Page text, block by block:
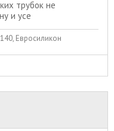
трубок не
и усе
Евросиликон